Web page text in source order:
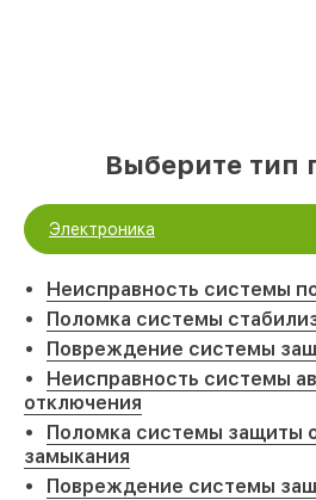
Выберите тип
Электроника
Неисправность системы
Поломка системы
Повреждение системы
Неисправность системы
отключения
Поломка системы защиты
замыкания
Повреждение системы